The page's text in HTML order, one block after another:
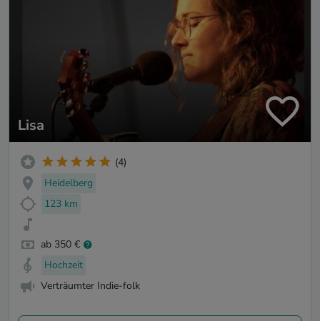
Lisa
(4)
Heidelberg
123 km
ab 350 €
Hochzeit
Verträumter Indie-folk